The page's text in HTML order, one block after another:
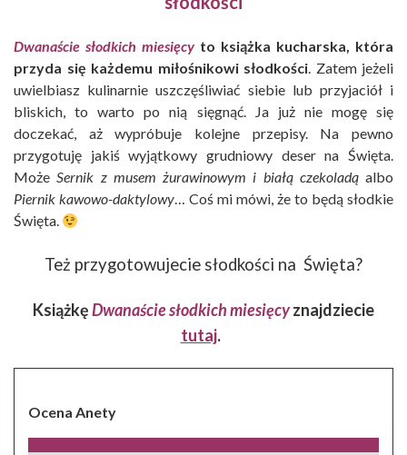
Dwanaście słodkich miesięcyto książka kucharska, która
przyda się każdemu miłośnikowi słodkości. Zatem jeżeli
uwielbiasz kulinarnie uszczęśliwiać siebie lub przyjaciół i
bliskich, to warto po nią sięgnąć. Ja już nie mogę się
doczekać, aż wypróbuje kolejne przepisy. Na pewno
przygotuję jakiś wyjątkowy grudniowy deser na Święta.
MożeSernik z musem żurawinowym i białą czekoladąalbo
Piernik kawowo-daktylowy… Coś mi mówi, że to będą słodkie
Święta.
Też przygotowujecie słodkości na Święta?
KsiążkęDwanaście słodkich miesięcyznajdziecie
tutaj.
Ocena Anety